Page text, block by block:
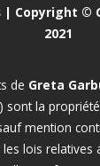
| Copyright ©
2021
de Greta
sont la
mention
lois relatives